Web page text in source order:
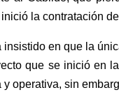
la contratación
en que la
que se inició en
operativa, sin